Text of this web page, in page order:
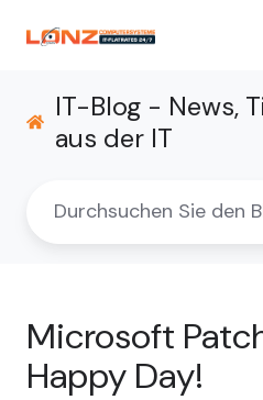
IT-Blog - News,
aus der IT
Microsoft
Happy Day!